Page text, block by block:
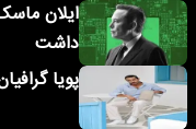
داشت
پویا